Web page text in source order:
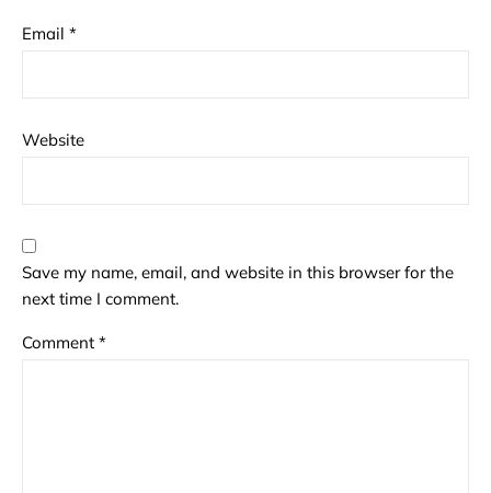
Email *
Website
Save my name, email, and website in this browser for the
next time I comment.
Comment *